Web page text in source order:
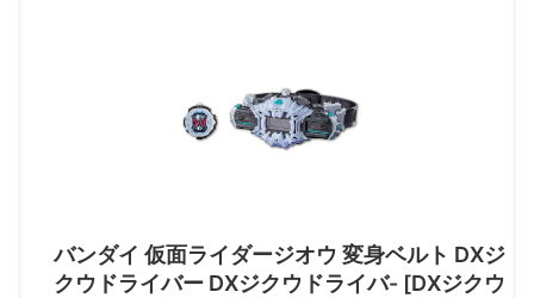
バンダイ 仮面ライダージオウ 変身ベルト DXジ
クウドライバー DXジクウドライバ- [DXジクウ